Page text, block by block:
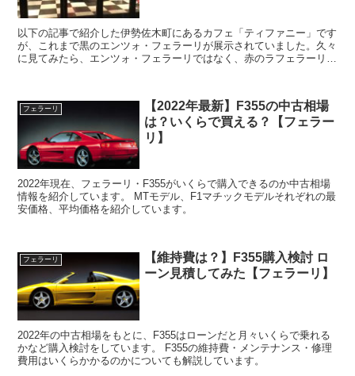
以下の記事で紹介した伊勢佐木町にあるカフェ「ティファニー」です
が、これまで黒のエンツォ・フェラーリが展示されていました。久々
に見てみたら、エンツォ・フェラーリではなく、赤のラフェラーリに
フェラーリ
【2022年最新】F355の中古相場
は？いくらで買える？【フェラー
リ】
2022年現在、フェラーリ・F355がいくらで購入できるのか中古相場
情報を紹介しています。 MTモデル、F1マチックモデルそれぞれの最
安価格、平均価格を紹介しています。
フェラーリ
【維持費は？】F355購入検討 ロ
ーン見積してみた【フェラーリ】
2022年の中古相場をもとに、F355はローンだと月々いくらで乗れる
かなど購入検討をしています。 F355の維持費・メンテナンス・修理
費用はいくらかかるのかについても解説しています。